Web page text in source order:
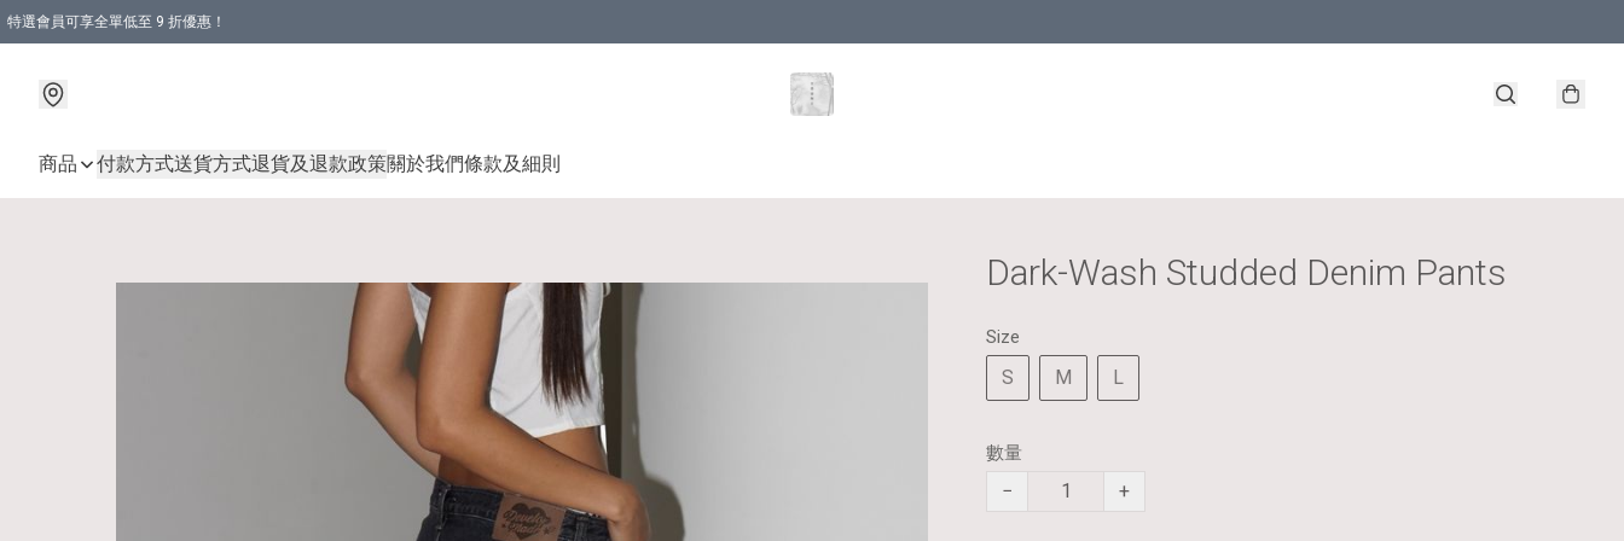
特選會員可享全單低至 9 折優惠！
商品 付款方式送貨方式退貨及退款政策關於我們條款及細則
Dark-Wash Studded Denim Pants
Size
S M L
數量
− +